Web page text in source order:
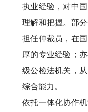
执业经验，对中
理解和把握。部
担任仲裁员，在
厚的专业经验；
级公检法机关，
综合能力。
依托一体化协作